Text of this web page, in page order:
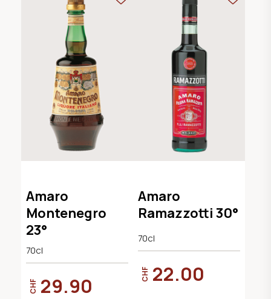
Amaro
Montenegro
23°
70cl
CHF 29.90
Amaro
Ramazzotti 30°
70cl
CHF 22.00